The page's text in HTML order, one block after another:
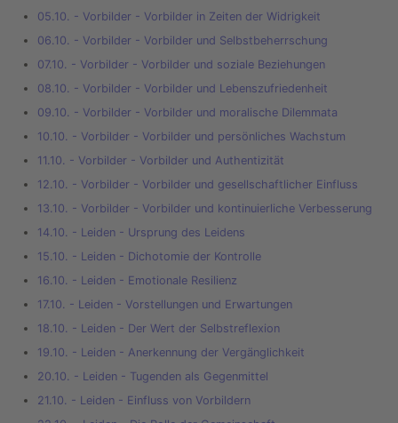
05.10. - Vorbilder - Vorbilder in Zeiten der Widrigkeit
06.10. - Vorbilder - Vorbilder und Selbstbeherrschung
07.10. - Vorbilder - Vorbilder und soziale Beziehungen
08.10. - Vorbilder - Vorbilder und Lebenszufriedenheit
09.10. - Vorbilder - Vorbilder und moralische Dilemmata
10.10. - Vorbilder - Vorbilder und persönliches Wachstum
11.10. - Vorbilder - Vorbilder und Authentizität
12.10. - Vorbilder - Vorbilder und gesellschaftlicher Einfluss
13.10. - Vorbilder - Vorbilder und kontinuierliche Verbesserung
14.10. - Leiden - Ursprung des Leidens
15.10. - Leiden - Dichotomie der Kontrolle
16.10. - Leiden - Emotionale Resilienz
17.10. - Leiden - Vorstellungen und Erwartungen
18.10. - Leiden - Der Wert der Selbstreflexion
19.10. - Leiden - Anerkennung der Vergänglichkeit
20.10. - Leiden - Tugenden als Gegenmittel
21.10. - Leiden - Einfluss von Vorbildern